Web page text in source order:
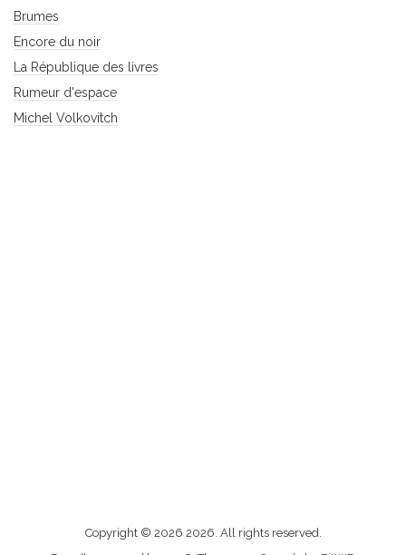
Brumes
Encore du noir
La République des livres
Rumeur d'espace
Michel Volkovitch
contacter
Copyright © 2026 2026. All rights reserved.